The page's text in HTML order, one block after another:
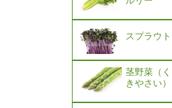
スプラウト
茎野菜（く
きやさい）